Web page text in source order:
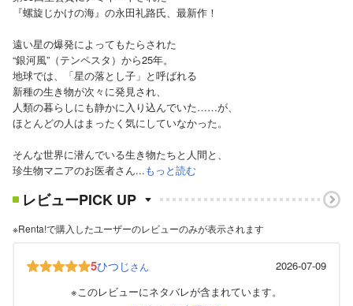
『螺旋じかけの海』の永田礼路氏、最新作！
遠い星の爆発によってもたらされた
“銀河風”（テンペスタ）から25年。
地球では、「星の落とし子」と呼ばれる
新種の生き物が次々に発見され、
人類の暮らしにも静かに入り込んでいた……が、
ほとんどの人はまったく気にしていなかった。
そんな世界に潜んでいる生き物たちと人間と、
珍生物マニアのお医者さん...もっと読む
レビューPICK UP
※Renta!で購入したユーザーのレビューのみが表示されます
5ひつじさん
2026-07-09
※このレビューにネタバレが含まれています。